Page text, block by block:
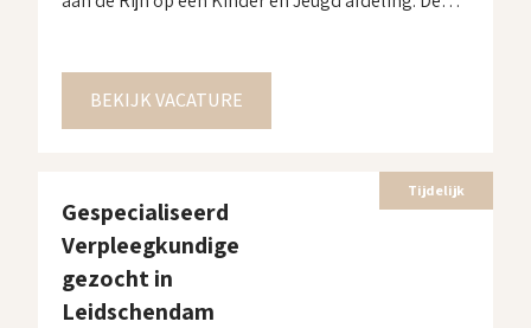
2025. Voor meer informatie over deze opdracht
neem contact met ons op!
BEKIJK VACATURE
Tijdelijk
Gespecialiseerd
Verpleegkundige
gezocht in
Leidschendam